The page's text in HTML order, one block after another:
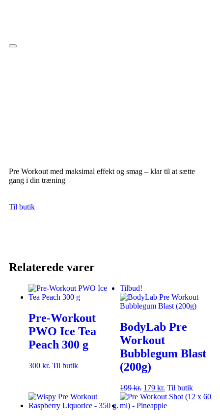
Hamburger Toggle Menu
Pre Workout med maksimal effekt og smag – klar til at sætte
gang i din træning
Til butik
Relaterede varer
Pre-Workout
PWO Ice Tea
Peach 300 g
300 kr. Til butik
Tilbud!
BodyLab Pre
Workout
Bubblegum Blast
(200g)
199kr. 179 kr. Til butik